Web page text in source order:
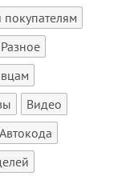
Разное
Видео